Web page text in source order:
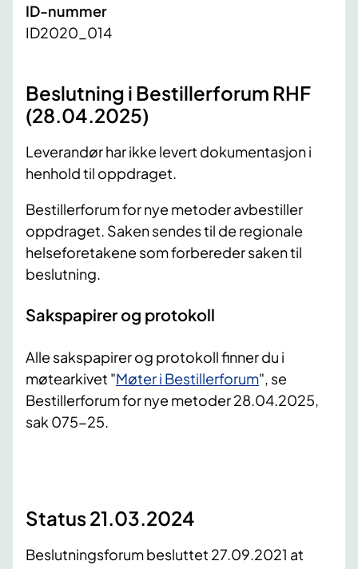
ID-nummer
ID2020_014
Beslutning i Bestillerforum RHF
(28.04.2025)
Leverandør har ikke levert dokumentasjon i
henhold til oppdraget.
Bestillerforum for nye metoder avbestiller
oppdraget. Saken sendes til de regionale
helseforetakene som forbereder saken til
beslutning.
Sakspapirer og protokoll
Alle sakspapirer og protokoll finner du i
møtearkivet "Møter i Bestillerforum", se
Bestillerforum for nye metoder 28.04.2025,
sak 075-25.
Status 21.03.2024
Beslutningsforum besluttet 27.09.2021 at